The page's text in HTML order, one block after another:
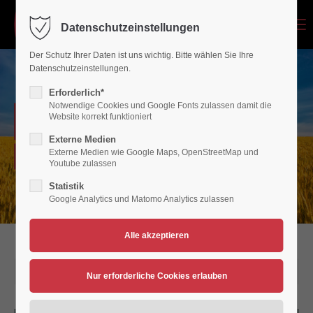
Login
Benutzername
Anmelden
Support
NEWSARCHIV
Verein für Bewegungsspiele 1936/45 Polch/Maifeld e.V.
25.06.2026 12:31
Datenschutzeinstellungen
Der Schutz Ihrer Daten ist uns wichtig. Bitte wählen Sie Ihre
Datenschutzeinstellungen.
Erforderlich*
Notwendige Cookies und Google Fonts zulassen damit die
Website korrekt funktioniert
Externe Medien
Externe Medien wie Google Maps, OpenStreetMap und
Youtube zulassen
Statistik
Google Analytics und Matomo Analytics zulassen